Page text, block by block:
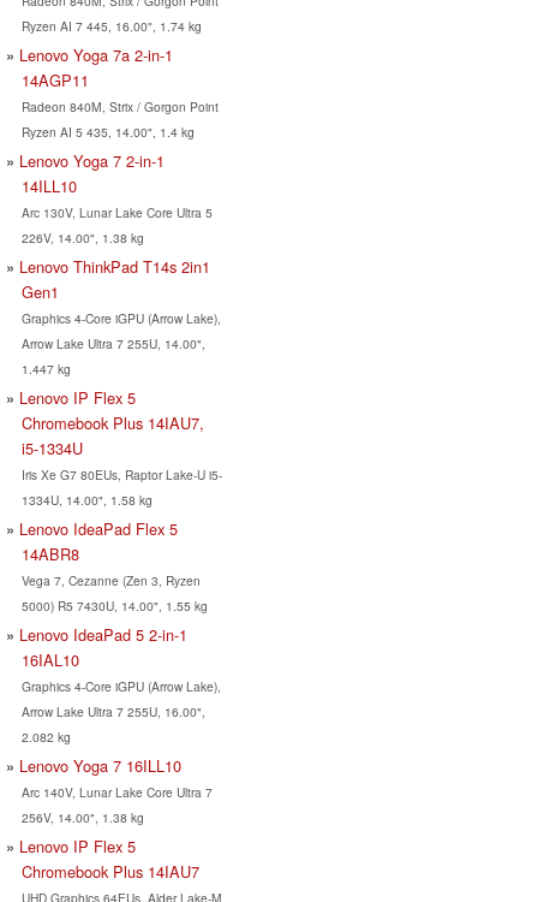
Ryzen AI 7 445, 16.00", 1.74 kg
Lenovo Yoga 7a 2-in-1
14AGP11
Radeon 840M, Strix / Gorgon Point
Ryzen AI 5 435, 14.00", 1.4 kg
Lenovo Yoga 7 2-in-1
14ILL10
Arc 130V, Lunar Lake Core Ultra 5
226V, 14.00", 1.38 kg
Lenovo ThinkPad T14s 2in1
Gen1
Graphics 4-Core iGPU (Arrow Lake),
Arrow Lake Ultra 7 255U, 14.00",
1.447 kg
Lenovo IP Flex 5
Chromebook Plus 14IAU7,
i5-1334U
Iris Xe G7 80EUs, Raptor Lake-U i5-
1334U, 14.00", 1.58 kg
Lenovo IdeaPad Flex 5
14ABR8
Vega 7, Cezanne (Zen 3, Ryzen
5000) R5 7430U, 14.00", 1.55 kg
Lenovo IdeaPad 5 2-in-1
16IAL10
Graphics 4-Core iGPU (Arrow Lake),
Arrow Lake Ultra 7 255U, 16.00",
2.082 kg
Lenovo Yoga 7 16ILL10
Arc 140V, Lunar Lake Core Ultra 7
256V, 14.00", 1.38 kg
Lenovo IP Flex 5
Chromebook Plus 14IAU7
UHD Graphics 64EUs, Alder Lake-M